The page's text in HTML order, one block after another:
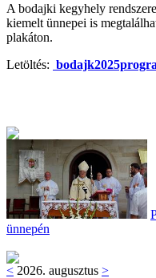
A bodajki kegyhely
kiemelt ünnepei is
plakáton.
Letöltés:
ünnepén
< 2026. augusztus >